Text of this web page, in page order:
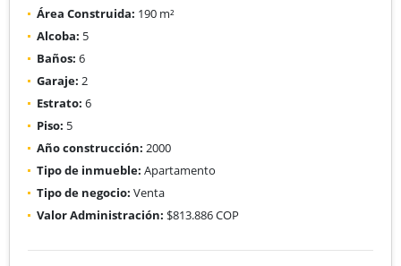
Área Construida: 190 m²
Alcoba: 5
Baños: 6
Garaje: 2
Estrato: 6
Piso: 5
Año construcción: 2000
Tipo de inmueble: Apartamento
Tipo de negocio: Venta
Valor Administración: $813.886 COP